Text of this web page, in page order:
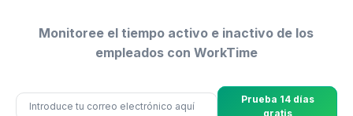
Monitoree el tiempo activo e inactivo de los
empleados con WorkTime
Prueba 14 días
gratis